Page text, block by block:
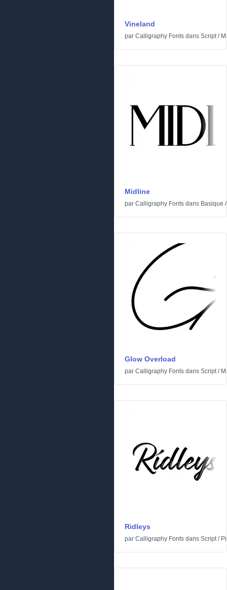
Vineland
par Calligraphy Fonts dans Script/
Midline
par Calligraphy Fonts dans Basique
Glow Overload
par Calligraphy Fonts dans Script/
Ridleys
par Calligraphy Fonts dans Script/